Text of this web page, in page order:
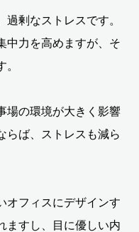
剰なストレスです。
中力を高めますが、そ
場の環境が大きく影響
らば、ストレスも減ら
オフィスにデザインす
ますし、目に優しい内